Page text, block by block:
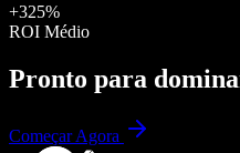
+325%
ROI Médio
Pronto para
Começar Agora